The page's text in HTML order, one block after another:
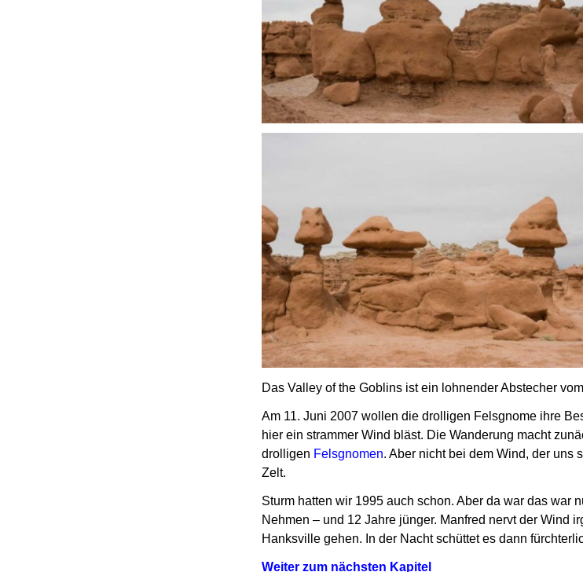
Das Valley of the Goblins ist ein lohnender Abstecher
Am 11. Juni 2007 wollen die drolligen Felsgnome ihre
hier ein strammer Wind bläst. Die Wanderung macht
drolligen Felsgnomen.Aber nicht bei dem Wind, der uns
Zelt.
Sturm hatten wir 1995 auch schon. Aber da war das war
Nehmen – und 12 Jahre jünger. Manfred nervt der Wind
Hanksville gehen. In der Nacht schüttet es dann
Weiter zum nächsten Kapitel